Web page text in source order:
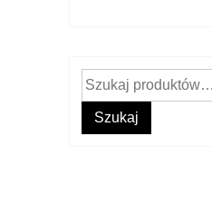
Szukaj:
Szukaj